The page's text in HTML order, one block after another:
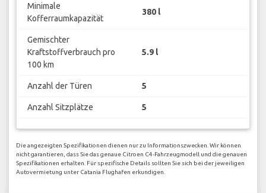
Minimale
Kofferraumkapazität
380 l
Gemischter
Kraftstoffverbrauch pro
100 km
5.9 l
Anzahl der Türen 5
Anzahl Sitzplätze 5
Die angezeigten Spezifikationen dienen nur zu Informationszwecken. Wir können
nicht garantieren, dass Sie das genaue Citroen C4-Fahrzeugmodell und die genauen
Spezifikationen erhalten. Für spezifische Details sollten Sie sich bei der jeweiligen
Autovermietung unter Catania Flughafen erkundigen.